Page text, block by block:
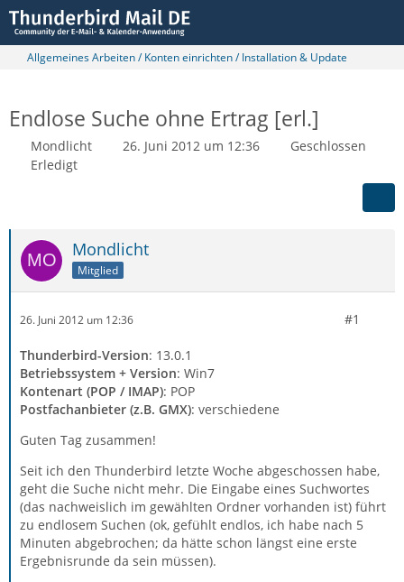
Allgemeines Arbeiten / Konten einrichten / Installation & Update
Endlose Suche ohne Ertrag [erl.]
Mondlicht 26. Juni 2012 um 12:36
Geschlossen
Erledigt
Mondlicht
Mitglied
26. Juni 2012 um 12:36 #1
Thunderbird-Version: 13.0.1
Betriebssystem + Version: Win7
Kontenart (POP / IMAP): POP
Postfachanbieter (z.B. GMX): verschiedene
Guten Tag zusammen!
Seit ich den Thunderbird letzte Woche abgeschossen habe,
geht die Suche nicht mehr. Die Eingabe eines Suchwortes
(das nachweislich im gewählten Ordner vorhanden ist) führt
zu endlosem Suchen (ok, gefühlt endlos, ich habe nach 5
Minuten abgebrochen; da hätte schon längst eine erste
Ergebnisrunde da sein müssen).